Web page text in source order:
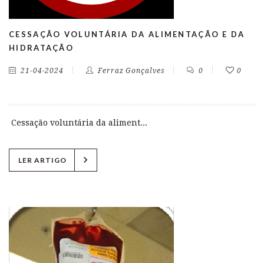
CESSAÇÃO VOLUNTÁRIA DA ALIMENTAÇÃO E DA
HIDRATAÇÃO
21-04-2024 Ferraz Gonçalves 0 0
Cessação voluntária da aliment...
LER ARTIGO chevron_right